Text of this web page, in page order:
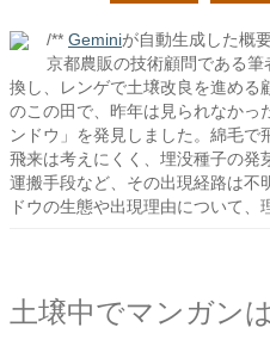
/** Geminiが自動生成した概
京都農販の技術顧問である
換し、レンゲで土壌改良を進める
のこの田で、昨年は見られなかっ
ンドウ」を発見しました。綿毛
飛来は考えにくく、埋没種子の発
運搬手段など、その出現経路は不
ドウの生態や出現理由について、